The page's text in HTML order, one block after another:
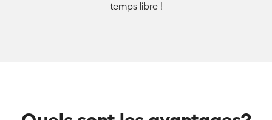
temps libre !